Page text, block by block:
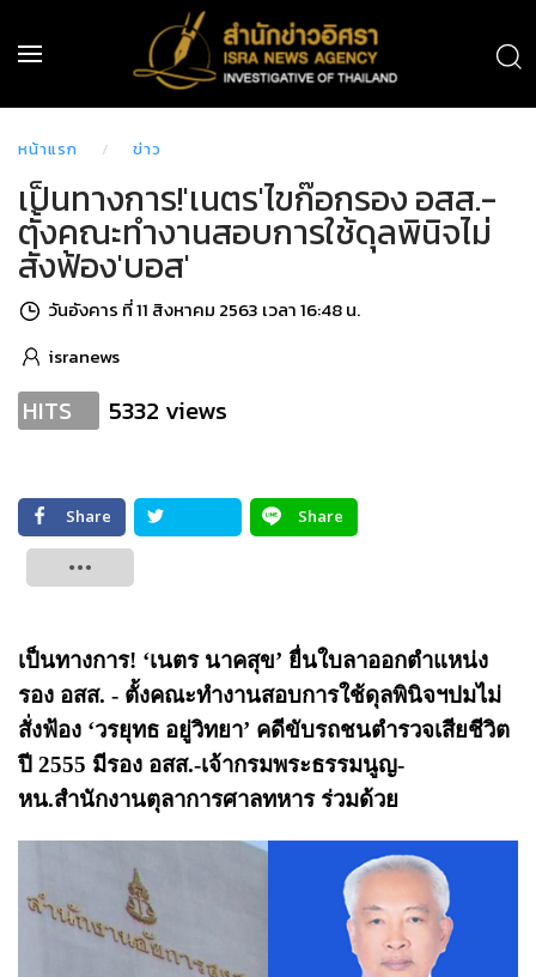
หน้าแรก ข่าว
เป็นทางการ!'เนตร'ไขก๊อกรอง อสส.-
ตั้งคณะทำงานสอบการใช้ดุลพินิจไม่
สั่งฟ้อง'บอส'
วันอังคาร ที่ 11 สิงหาคม 2563 เวลา 16:48 น.
isranews
HITS 5332 views
Share
Share
เป็นทางการ! ‘เนตร นาคสุข’ ยื่นใบลาออกตำแหน่ง
รอง อสส. - ตั้งคณะทำงานสอบการใช้ดุลพินิจฯปมไม่
สั่งฟ้อง ‘วรยุทธ อยู่วิทยา’ คดีขับรถชนตำรวจเสียชีวิต
ปี 2555 มีรอง อสส.-เจ้ากรมพระธรรมนูญ-
หน.สำนักงานตุลาการศาลทหาร ร่วมด้วย